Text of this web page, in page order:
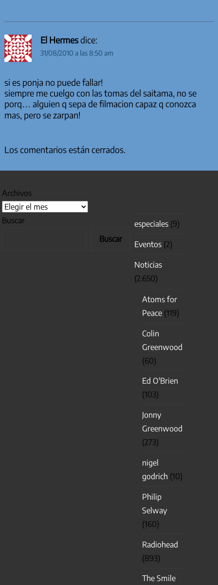
El Hermesdice:
31/08/2010 a las 8:50 am
si es ponja no puede fallar!
siempre me cuelgo con las tomas del saitama, no se
porq… alguien q sepa de filmacion capaz q conozca
mas, pero se zarpan!
Los comentarios están cerrados.
Archivos
Buscar
Buscar
especiales (9)
Eventos (2)
Noticias
(2.650)
Atoms for
Peace (119)
Colin
Greenwood
(60)
Ed O'Brien
(103)
Jonny
Greenwood
(273)
nigel
godrich (10)
Philip
Selway
(160)
Radiohead
(893)
The Smile